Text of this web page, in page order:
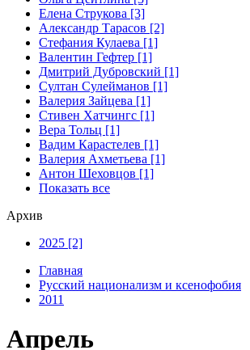
Елена Струкова [3]
Александр Тарасов [2]
Стефания Кулаева [1]
Валентин Гефтер [1]
Дмитрий Дубровский [1]
Султан Сулейманов [1]
Валерия Зайцева [1]
Стивен Хатчингс [1]
Верa Тольц [1]
Вадим Карастелев [1]
Валерия Ахметьева [1]
Антон Шеховцов [1]
Показать все
Архив
2025 [2]
Главная
Русский национализм и ксенофобия
2011
Апрель